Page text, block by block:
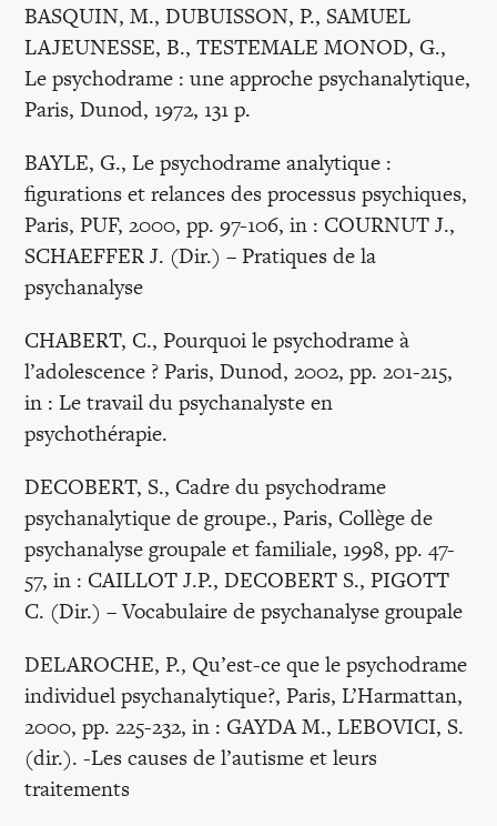
BASQUIN, M., DUBUISSON, P., SAMUEL
LAJEUNESSE, B., TESTEMALE MONOD, G.,
Le psychodrame : une approche psychanalytique,
Paris, Dunod, 1972, 131 p.
BAYLE, G., Le psychodrame analytique :
figurations et relances des processus psychiques,
Paris, PUF, 2000, pp. 97-106, in : COURNUT J.,
SCHAEFFER J. (Dir.) – Pratiques de la
psychanalyse
CHABERT, C., Pourquoi le psychodrame à
l’adolescence ? Paris, Dunod, 2002, pp. 201-215,
in : Le travail du psychanalyste en
psychothérapie.
DECOBERT, S., Cadre du psychodrame
psychanalytique de groupe., Paris, Collège de
psychanalyse groupale et familiale, 1998, pp. 47-
57, in : CAILLOT J.P., DECOBERT S., PIGOTT
C. (Dir.) – Vocabulaire de psychanalyse groupale
DELAROCHE, P., Qu’est-ce que le psychodrame
individuel psychanalytique?, Paris, L’Harmattan,
2000, pp. 225-232, in : GAYDA M., LEBOVICI, S.
(dir.). -Les causes de l’autisme et leurs
traitements